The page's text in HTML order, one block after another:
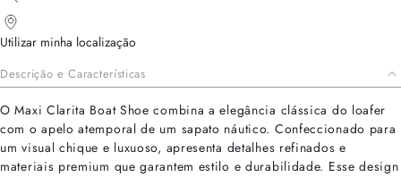
Utilizar minha localização
Descrição e Características
O Maxi Clarita Boat Shoe combina a elegância clássica do loafer
com o apelo atemporal de um sapato náutico. Confeccionado para
um visual chique e luxuoso, apresenta detalhes refinados e
materiais premium que garantem estilo e durabilidade. Esse design